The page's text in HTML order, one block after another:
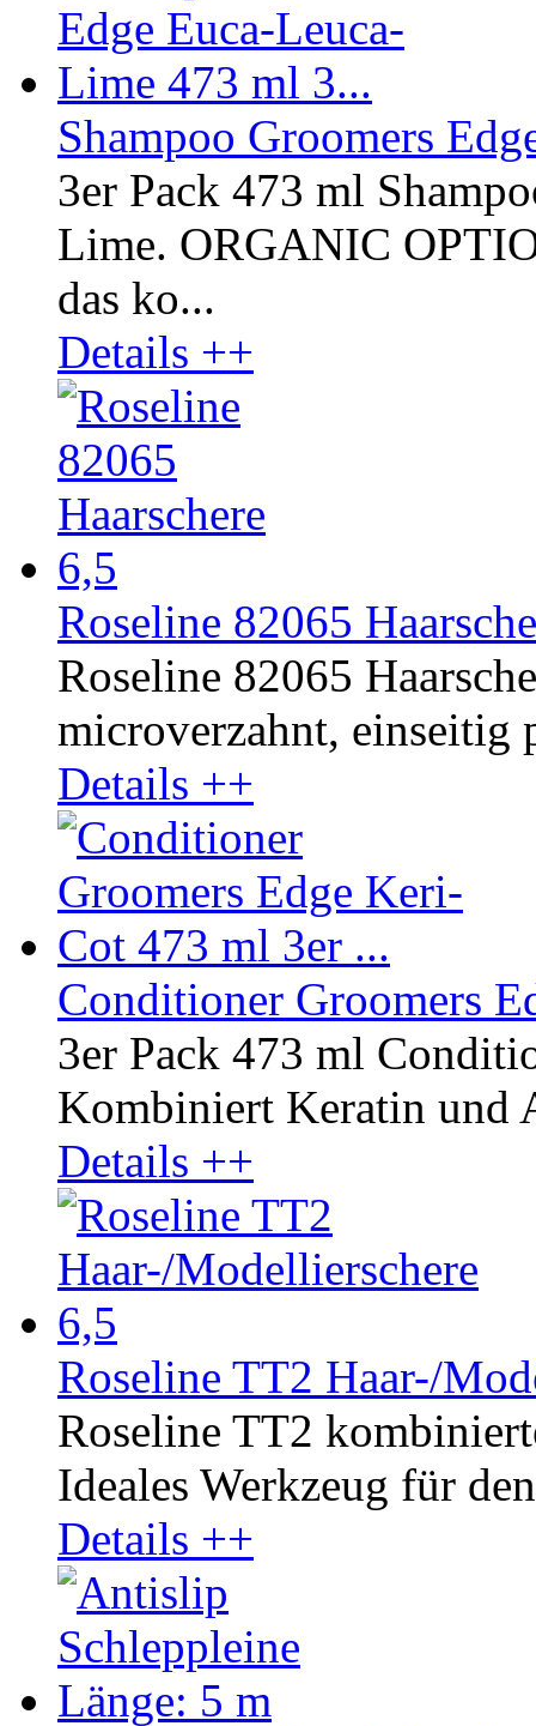
Shampoo Groomers
3er Pack 473 ml
Lime. ORGANIC
das ko...
Details ++
Roseline 82065
Roseline 82065
microverzahnt, einseitig
Details ++
Conditioner Groomers
3er Pack 473 ml
Kombiniert Keratin und
Details ++
Roseline TT2 Haar-/
Roseline TT2
Ideales Werkzeug für
Details ++